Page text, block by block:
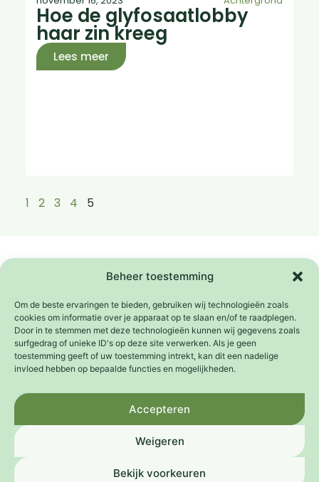
Beheer toestemming
Om de beste ervaringen te bieden, gebruiken wij technologieën zoals
cookies om informatie over je apparaat op te slaan en/of te raadplegen.
Door in te stemmen met deze technologieën kunnen wij gegevens zoals
surfgedrag of unieke ID's op deze site verwerken. Als je geen
toestemming geeft of uw toestemming intrekt, kan dit een nadelige
invloed hebben op bepaalde functies en mogelijkheden.
Accepteren
Weigeren
Bekijk voorkeuren
Hoe de glyfosaatlobby
haar zin kreeg
Lees meer
1 2 3 4 5
Samenwerkingen
Het Platform Weeffouten wordt mede mogelijk
Een initiatief van